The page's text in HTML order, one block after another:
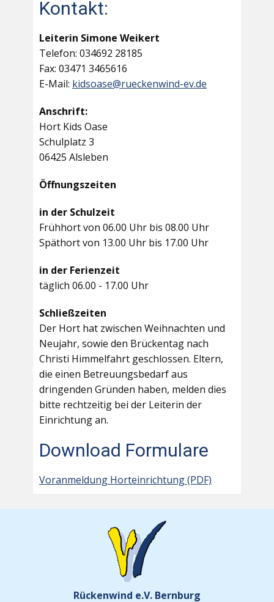
Kontakt:
Leiterin Simone Weikert
Telefon: 034692 28185
Fax: 03471 3465616
E-Mail: kidsoase@rueckenwind-ev.de
Anschrift:
Hort Kids Oase
Schulplatz 3
06425 Alsleben
Öffnungszeiten
in der Schulzeit
Frühhort von 06.00 Uhr bis 08.00 Uhr
Späthort von 13.00 Uhr bis 17.00 Uhr
in der Ferienzeit
täglich 06.00 - 17.00 Uhr
Schließzeiten
Der Hort hat zwischen Weihnachten und
Neujahr, sowie den Brückentag nach
Christi Himmelfahrt geschlossen. Eltern,
die einen Betreuungsbedarf aus
dringenden Gründen haben, melden dies
bitte rechtzeitig bei der Leiterin der
Einrichtung an.
Download Formulare
Voranmeldung Horteinrichtung (PDF)
Rückenwind e.V. Bernburg